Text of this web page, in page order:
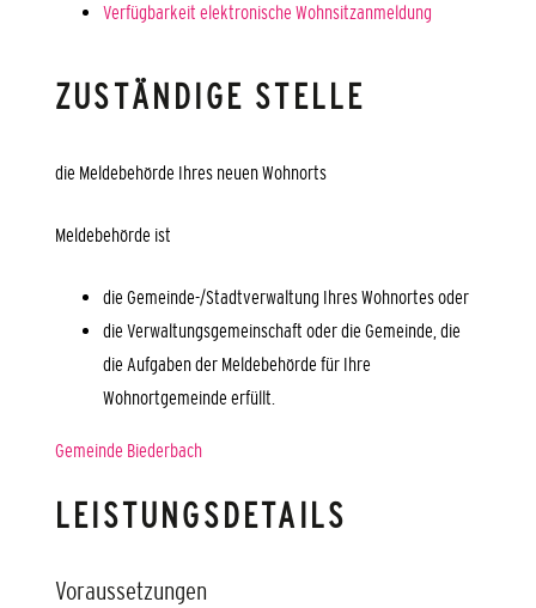
Verfügbarkeit elektronische Wohnsitzanmeldung
ZUSTÄNDIGE STELLE
die Meldebehörde Ihres neuen Wohnorts
Meldebehörde ist
die Gemeinde-/Stadtverwaltung Ihres Wohnortes oder
die Verwaltungsgemeinschaft oder die Gemeinde, die
die Aufgaben der Meldebehörde für Ihre
Wohnortgemeinde erfüllt.
Gemeinde Biederbach
LEISTUNGSDETAILS
Voraussetzungen